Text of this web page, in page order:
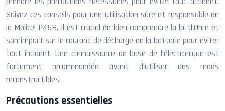
Suivez ces conseils pour une utilisation sûre et responsable de
la Molicel P45B. Il est crucial de bien comprendre la loi d’Ohm et
son impact sur le courant de décharge de la batterie pour éviter
tout incident. Une connaissance de base de l’électronique est
fortement recommandée avant d’utiliser des mods
reconstructibles.
Précautions essentielles